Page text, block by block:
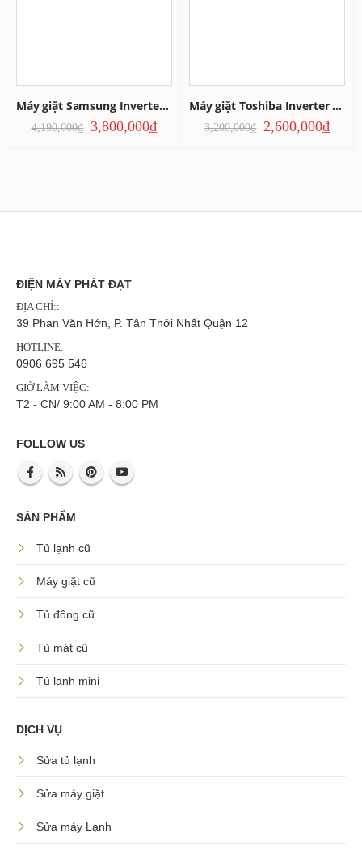
Máy giặt Samsung Inverter 7,5kg
4,190,000₫ 3,800,000₫
Máy giặt Toshiba Inverter 9kg
3,200,000₫ 2,600,000₫
ĐIỆN MÁY PHÁT ĐẠT
ĐỊA CHỈ::
39 Phan Văn Hớn, P. Tân Thới Nhất Quận 12
HOTLINE:
0906 695 546
GIỜ LÀM VIỆC:
T2 - CN/ 9:00 AM - 8:00 PM
FOLLOW US
SẢN PHẨM
Tủ lạnh cũ
Máy giặt cũ
Tủ đông cũ
Tủ mát cũ
Tủ lạnh mini
DỊCH VỤ
Sửa tủ lạnh
Sửa máy giặt
Sửa máy Lạnh